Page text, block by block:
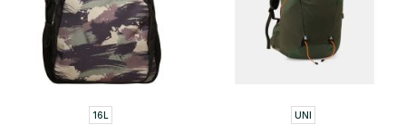
16L UNI